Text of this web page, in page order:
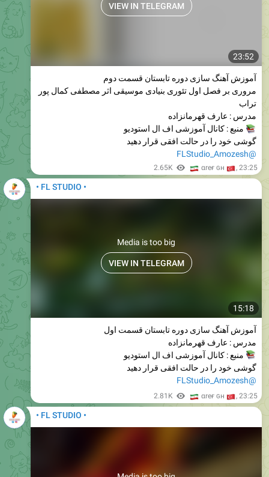
23:52
VIEW IN TELEGRAM
آموزش آهنگ سازی دوره تابستان قسمت دوم
مروری بر فصل اول تئوری بنیادی موسیقی اثر مصطفی کمال پور
تراب
مدرس : عارف قهرمانزاده
منبع : کانال آموزشی اف ال استودیو
گوشی خود را در حالت افقی قرار دهید
@FLStudio_Amozesh
2.65K αreғ ɢн , 23:25
• FL STUDIO •
15:18
Media is too big
VIEW IN TELEGRAM
آموزش آهنگ سازی دوره تابستان قسمت اول
مدرس : عارف قهرمانزاده
منبع : کانال آموزشی اف ال استودیو
گوشی خود را در حالت افقی قرار دهید
@FLStudio_Amozesh
2.81K αreғ ɢн , 23:25
• FL STUDIO •